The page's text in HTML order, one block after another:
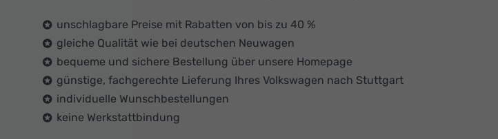
unschlagbare Preise mit Rabatten von bis zu 40 %
gleiche Qualität wie bei deutschen Neuwagen
bequeme und sichere Bestellung über unsere Homepage
günstige, fachgerechte Lieferung Ihres Volkswagen nach Stuttgart
individuelle Wunschbestellungen
keine Werkstattbindung